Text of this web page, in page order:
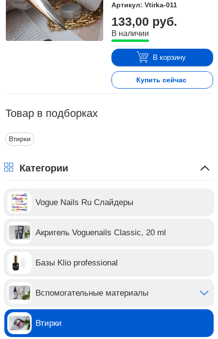
Артикул: Vtirka-011
133,00 руб.
В наличии
В корзину
Купить сейчас
Товар в подборках
Втирки
Категории
Vogue Nails Ru Слайдеры
Акригель Voguenails Classic, 20 ml
Базы Klio professional
Вспомогательные материалы
Втирки